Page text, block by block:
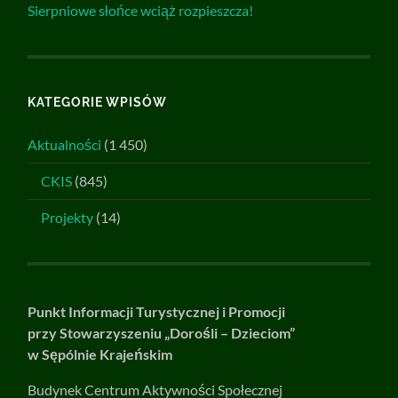
Sierpniowe słońce wciąż rozpieszcza!
KATEGORIE WPISÓW
Aktualności (1 450)
CKIS (845)
Projekty (14)
Punkt Informacji Turystycznej i Promocji
przy Stowarzyszeniu „Dorośli – Dzieciom”
w Sępólnie Krajeńskim
Budynek Centrum Aktywności Społecznej